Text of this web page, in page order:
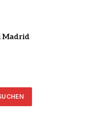
Madrid